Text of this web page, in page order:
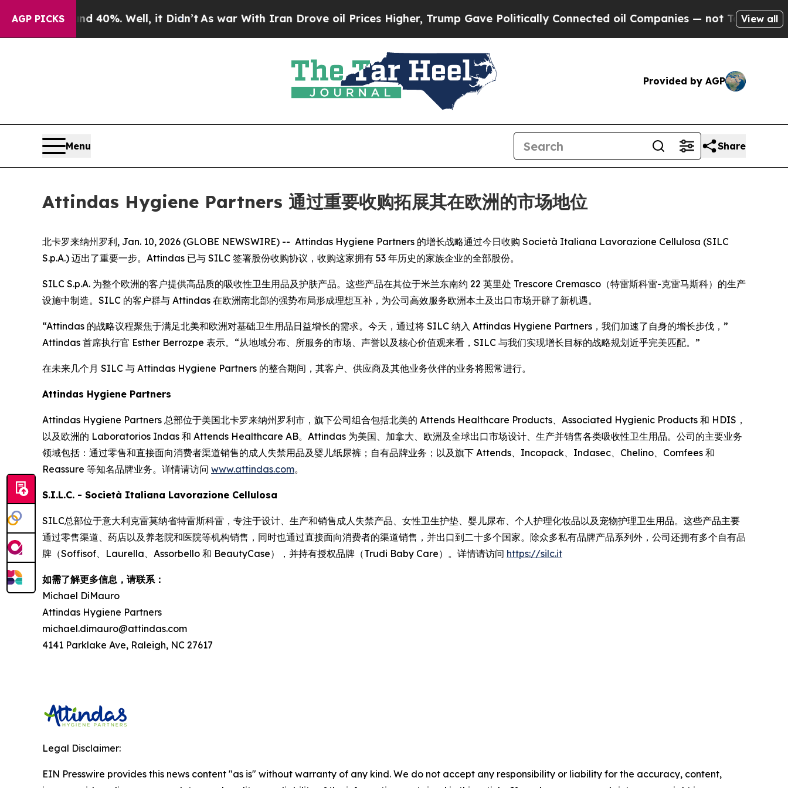
AGP PICKS
Around 40%. Well, it Didn’t As war With Iran Drove oil Prices Higher, Trump Gave Politically Connected oil Companies — not Taxpayers — the
View all
Provided by AGP
Menu Share
Attindas Hygiene Partners 通过重要收购拓展其在欧洲的市场地位
北卡罗来纳州罗利, Jan. 10, 2026 (GLOBE NEWSWIRE) -- Attindas Hygiene Partners 的增长战略通过今日收购 Società Italiana Lavorazione Cellulosa (SILC
S.p.A.) 迈出了重要一步。Attindas 已与 SILC 签署股份收购协议，收购这家拥有 53 年历史的家族企业的全部股份。
SILC S.p.A. 为整个欧洲的客户提供高品质的吸收性卫生用品及护肤产品。这些产品在其位于米兰东南约 22 英里处 Trescore Cremasco（特雷斯科雷-克雷马斯科）的生产
设施中制造。SILC 的客户群与 Attindas 在欧洲南北部的强势布局形成理想互补，为公司高效服务欧洲本土及出口市场开辟了新机遇。
“Attindas 的战略议程聚焦于满足北美和欧洲对基础卫生用品日益增长的需求。今天，通过将 SILC 纳入 Attindas Hygiene Partners，我们加速了自身的增长步伐，”
Attindas 首席执行官 Esther Berrozpe 表示。“从地域分布、所服务的市场、声誉以及核心价值观来看，SILC 与我们实现增长目标的战略规划近乎完美匹配。”
在未来几个月 SILC 与 Attindas Hygiene Partners 的整合期间，其客户、供应商及其他业务伙伴的业务将照常进行。
Attindas Hygiene Partners
Attindas Hygiene Partners 总部位于美国北卡罗来纳州罗利市，旗下公司组合包括北美的 Attends Healthcare Products、Associated Hygienic Products 和 HDIS，
以及欧洲的 Laboratorios Indas 和 Attends Healthcare AB。Attindas 为美国、加拿大、欧洲及全球出口市场设计、生产并销售各类吸收性卫生用品。公司的主要业务
领域包括：通过零售和直接面向消费者渠道销售的成人失禁用品及婴儿纸尿裤；自有品牌业务；以及旗下 Attends、Incopack、Indasec、Chelino、Comfees 和
Reassure 等知名品牌业务。详情请访问 www.attindas.com。
S.I.L.C. - Società Italiana Lavorazione Cellulosa
SILC总部位于意大利克雷莫纳省特雷斯科雷，专注于设计、生产和销售成人失禁产品、女性卫生护垫、婴儿尿布、个人护理化妆品以及宠物护理卫生用品。这些产品主要
通过零售渠道、药店以及养老院和医院等机构销售，同时也通过直接面向消费者的渠道销售，并出口到二十多个国家。除众多私有品牌产品系列外，公司还拥有多个自有品
牌（Soffisof、Laurella、Assorbello 和 BeautyCase），并持有授权品牌（Trudi Baby Care）。详情请访问 https://silc.it
如需了解更多信息，请联系：
Michael DiMauro
Attindas Hygiene Partners
michael.dimauro@attindas.com
4141 Parklake Ave, Raleigh, NC 27617
Legal Disclaimer:
EIN Presswire provides this news content "as is" without warranty of any kind. We do not accept any responsibility or liability for the accuracy, content,